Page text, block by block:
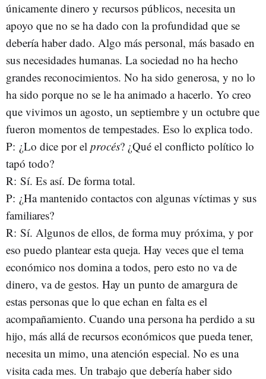
únicamente dinero y recursos públicos, necesita un
apoyo que no se ha dado con la profundidad que se
debería haber dado. Algo más personal, más basado en
sus necesidades humanas. La sociedad no ha hecho
grandes reconocimientos. No ha sido generosa, y no lo
ha sido porque no se le ha animado a hacerlo. Yo creo
que vivimos un agosto, un septiembre y un octubre que
fueron momentos de tempestades. Eso lo explica todo.
P: ¿Lo dice por el procés? ¿Qué el conflicto político lo
tapó todo­?
R: Sí. Es así. De forma total.
P: ¿Ha mantenido contactos con algunas víctimas y sus
familiares?
R: Sí. Algunos de ellos, de forma muy próxima, y por
eso puedo plantear esta queja. Hay veces que el tema
económico nos domina a todos, pero esto no va de
dinero, va de gestos. Hay un punto de amargura de
estas personas que lo que echan en falta es el
acompañamiento. Cuando una persona ha perdido a su
hijo, más allá de recursos económicos que pueda tener,
necesita un mimo, una atención especial. No es una
visita cada mes. Un trabajo que debería haber sido